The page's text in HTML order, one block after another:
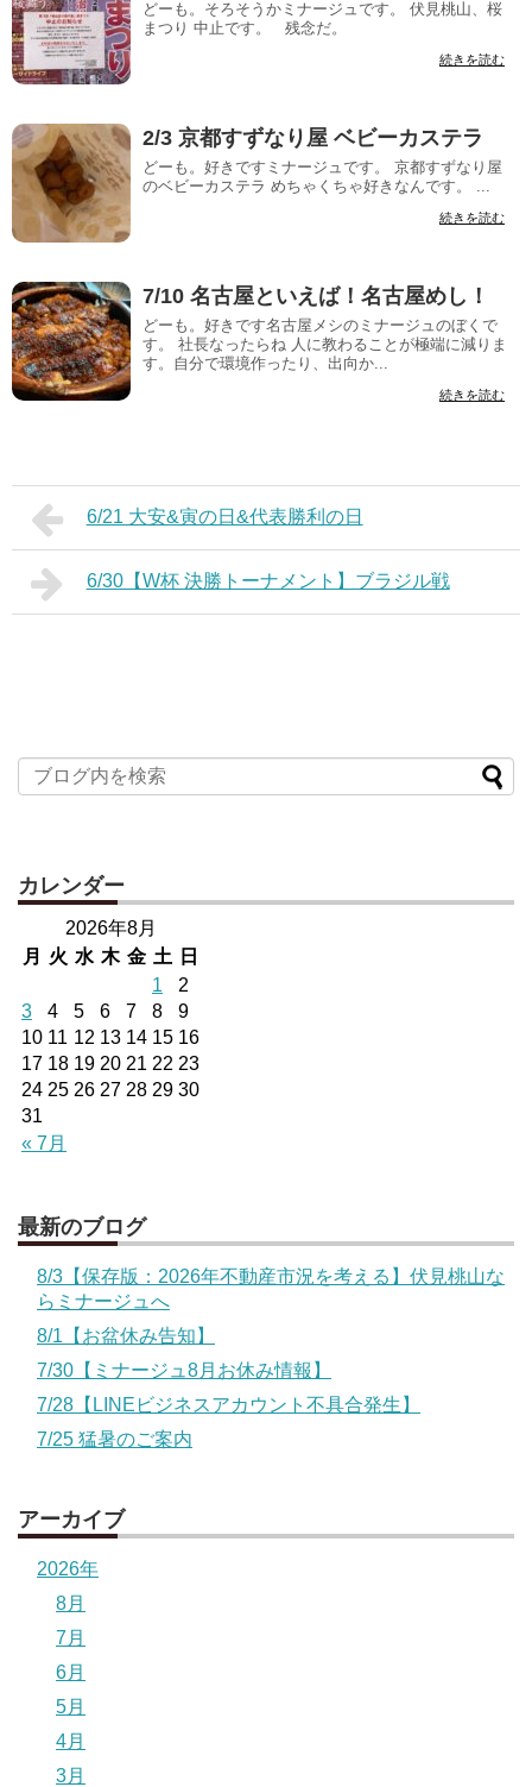
どーも。そろそうかミナージュです。 伏見桃山、桜
まつり 中止です。 残念だ。
続きを読む
2/3 京都すずなり屋 ベビーカステラ
どーも。好きですミナージュです。 京都すずなり屋
のベビーカステラ めちゃくちゃ好きなんです。 ...
続きを読む
7/10 名古屋といえば！名古屋めし！
どーも。好きです名古屋メシのミナージュのぼくで
す。 社長なったらね 人に教わることが極端に減りま
す。自分で環境作ったり、出向か...
続きを読む
6/21 大安&寅の日&代表勝利の日
6/30【W杯 決勝トーナメント】ブラジル戦
カレンダー
2026年8月
月
火 水 木 金 土 日
« 7月
1
2
3
4 5 6 7 8
9
10 11 12 13 14 15 16
17 18 19 20 21 22 23
24 25 26 27 28 29 30
31
最新のブログ
8/3【保存版：2026年不動産市況を考える】伏見桃山な
らミナージュへ
8/1【お盆休み告知】
7/30【ミナージュ8月お休み情報】
7/28【LINEビジネスアカウント不具合発生】
7/25 猛暑のご案内
アーカイブ
2026年
8月
7月
6月
5月
4月
3月